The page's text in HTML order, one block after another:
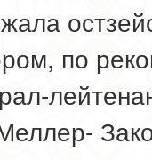
по